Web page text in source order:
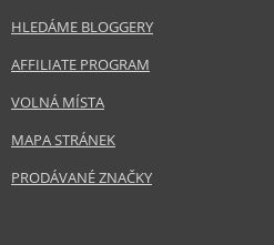
HLEDÁME BLOGGERY
AFFILIATE PROGRAM
VOLNÁ MÍSTA
MAPA STRÁNEK
PRODÁVANÉ ZNAČKY